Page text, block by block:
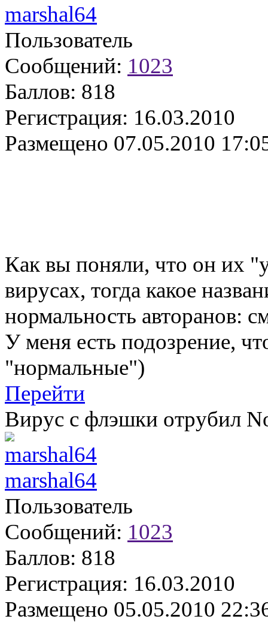
marshal64
Пользователь
Сообщений: 1023
Баллов: 818
Регистрация: 16.03.2010
Размещено 07.05.2010
Как вы поняли, что он их
вирусах, тогда какое
нормальность авторанов:
У меня есть подозрение,
"нормальные")
Перейти
Вирус с флэшки отрубил
marshal64
Пользователь
Сообщений: 1023
Баллов: 818
Регистрация: 16.03.2010
Размещено 05.05.2010